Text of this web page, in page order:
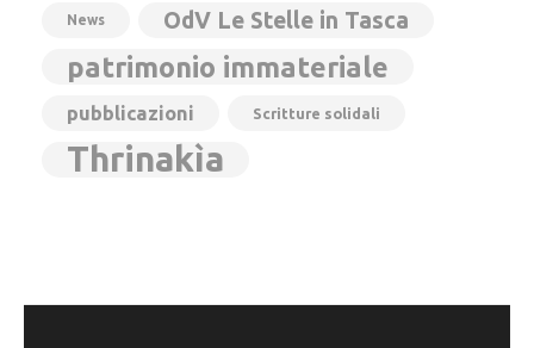
News OdV Le Stelle in Tasca
patrimonio immateriale
pubblicazioni Scritture solidali
Thrinakìa